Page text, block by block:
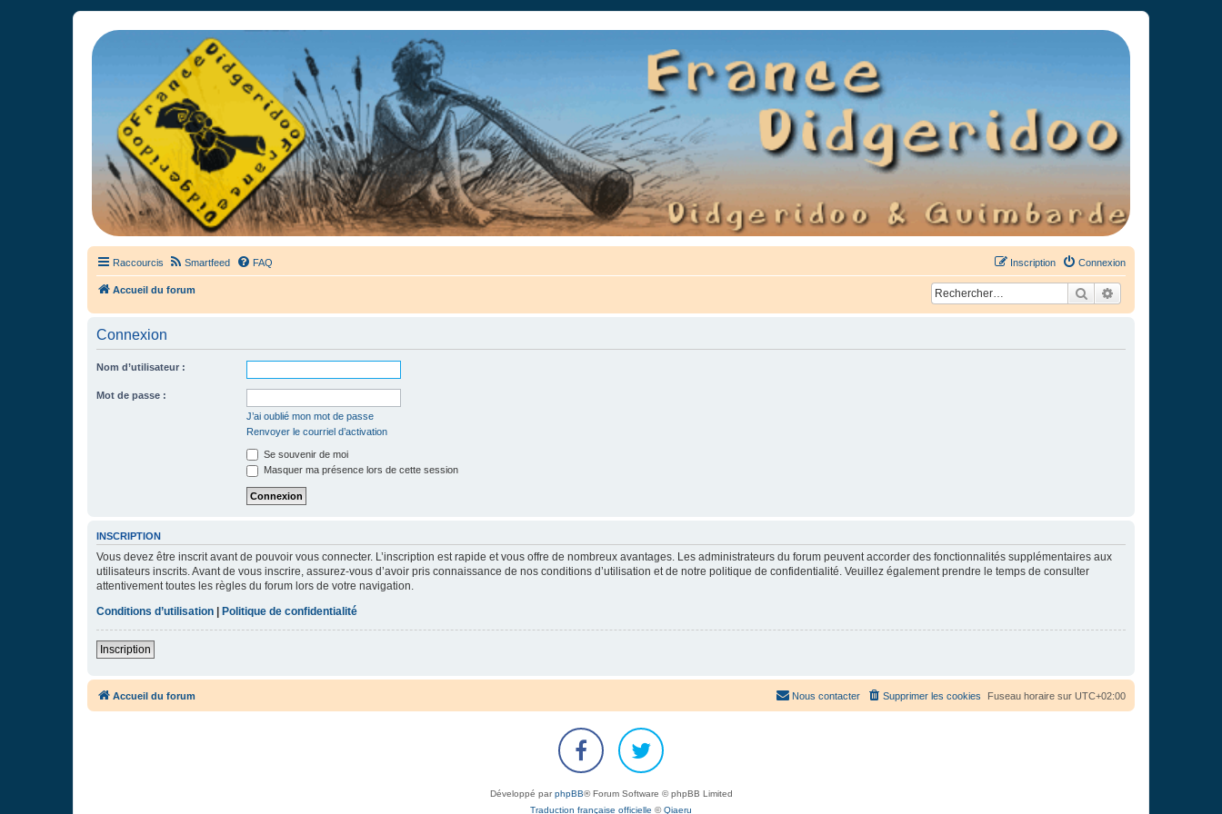
France Didgeridoo
Didgeridoo et Guimbarde sur France Didgeridoo - retrouvez la communauté.
Raccourcis Smartfeed FAQ Connexion
Inscription
Accueil du forum Rechercher
Connexion
Nom d’utilisateur :
Mot de passe :
J’ai oublié mon mot de passe
Renvoyer le courriel d’activation
Se souvenir de moi
Masquer ma présence lors de cette session
INSCRIPTION
Vous devez être inscrit avant de pouvoir vous connecter. L’inscription est rapide et vous offre de nombreux avantages. Les administrateurs du forum peuvent accorder des fonctionnalités supplémentaires aux
utilisateurs inscrits. Avant de vous inscrire, assurez-vous d’avoir pris connaissance de nos conditions d’utilisation et de notre politique de confidentialité. Veuillez également prendre le temps de consulter
attentivement toutes les règles du forum lors de votre navigation.
Conditions d’utilisation
Politique de confidentialité
Inscription
Accueil du forum Fuseau horaire sur UTC+02:00
Supprimer les cookies
Nous contacter
Développé parphpBB® Forum Software © phpBB Limited
Traduction française officielle ©Qiaeru